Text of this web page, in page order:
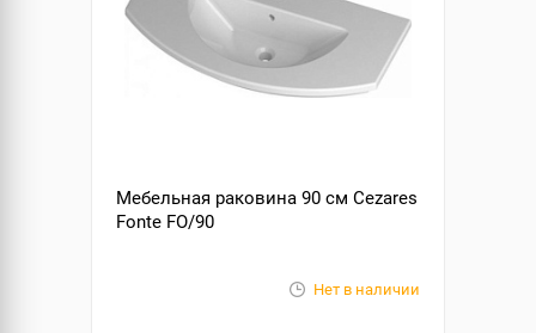
Мебельная раковина 90 см Cezares
Fonte FO/90
Нет в наличии